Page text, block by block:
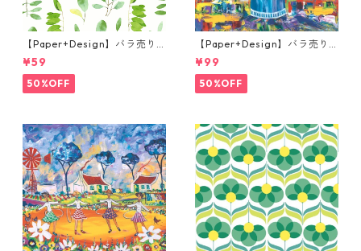
【Paper+Design】バラ売り2
枚 カクテルサイズ ペーパーナ
プキン FRESH LEAVES グリー
ン
¥59
50%OFF
【Paper+Design】バラ売り2
枚 ランチサイズ ペーパーナプ
キン Portchie Art Mixed flo
wers in a blue vase ブルー
¥99
50%OFF